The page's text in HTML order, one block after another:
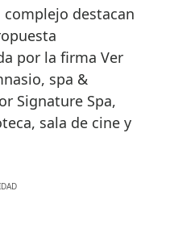
destacan
por la firma Ver
spa &
Signature Spa,
sala de cine y